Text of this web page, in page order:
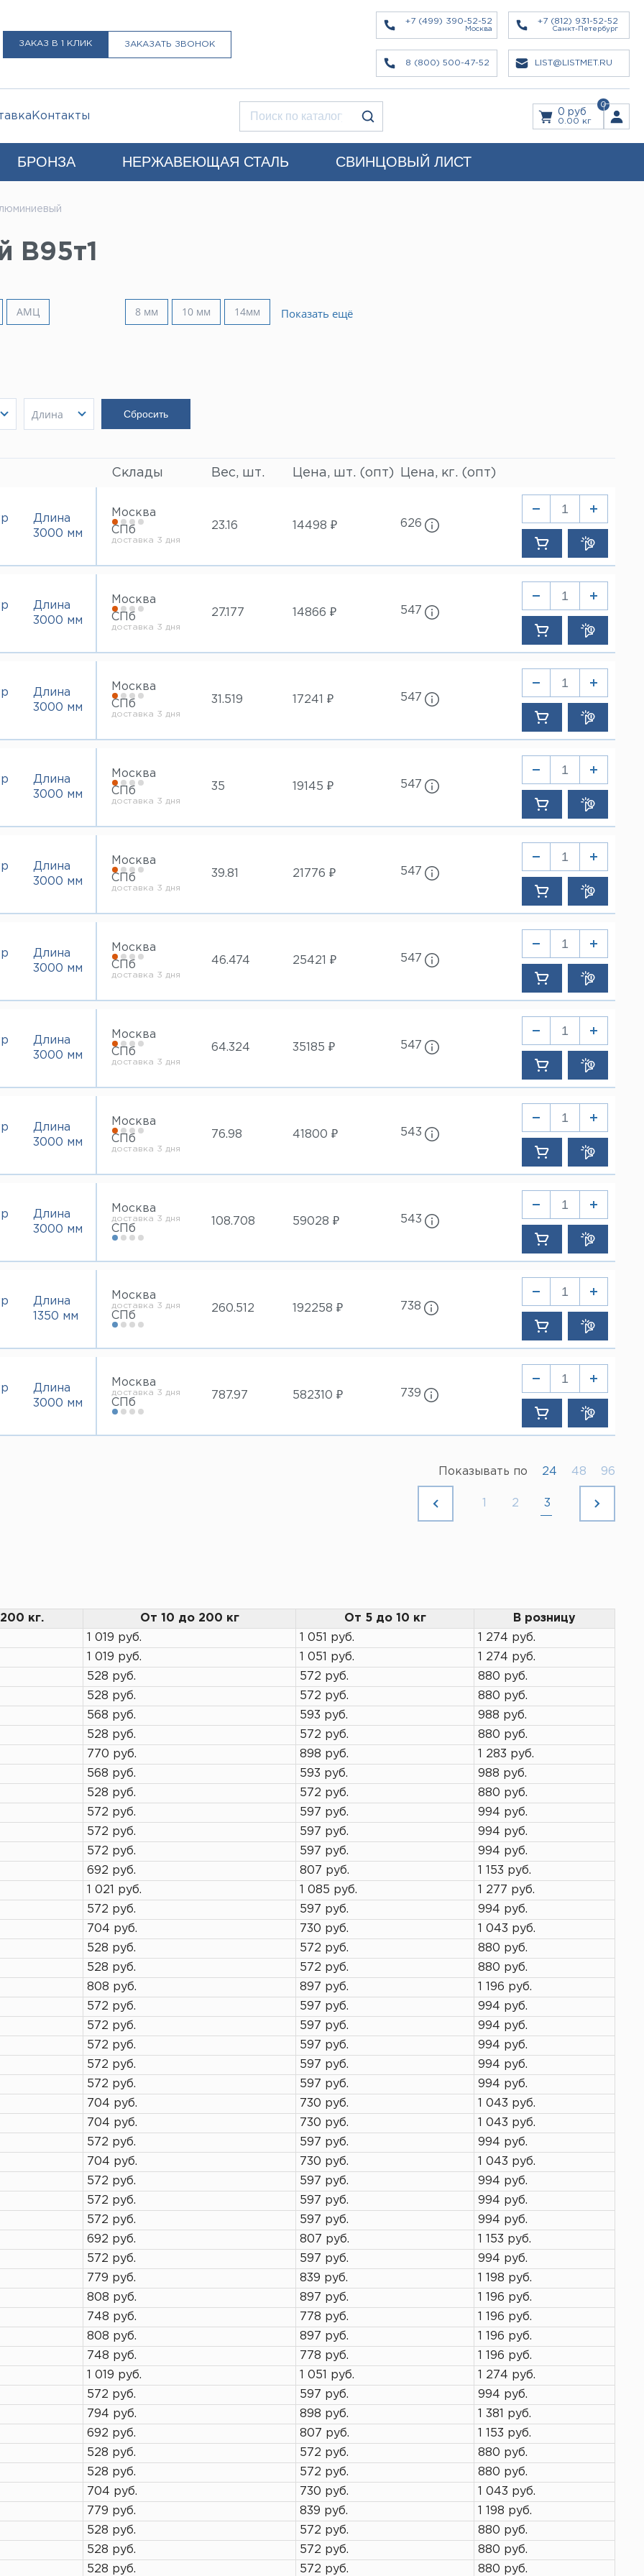
ЗАКАЗ В 1 КЛИК ЗАКАЗАТЬ ЗВОНОК
+7 (499) 390-52-52
Москва
+7 (812) 931-52-52
Санкт-Петербург
8 (800) 500-47-52 LIST@LISTMET.RU
Контакты
0
0 руб
0.00 кг
БРОНЗА НЕРЖАВЕЮЩАЯ СТАЛЬ СВИНЦОВЫЙ ЛИСТ
В95т1
АМЦ 8 мм 10 мм 14мм Показать ещё
Длина
Склады Вес, шт. Цена, шт. (опт) Цена, кг. (опт)
Длина
3000 мм
Москва
СПб
доставка 3 дня
23.16 14498 ₽ 626
Длина
3000 мм
Москва
СПб
доставка 3 дня
27.177 14866 ₽ 547
Длина
3000 мм
Москва
СПб
доставка 3 дня
31.519 17241 ₽ 547
Длина
3000 мм
Москва
СПб
доставка 3 дня
35 19145 ₽ 547
Длина
3000 мм
Москва
СПб
доставка 3 дня
39.81 21776 ₽ 547
Длина
3000 мм
Москва
СПб
доставка 3 дня
46.474 25421 ₽ 547
Длина
3000 мм
Москва
СПб
доставка 3 дня
64.324 35185 ₽ 547
Длина
3000 мм
Москва
СПб
доставка 3 дня
76.98 41800 ₽ 543
Длина
3000 мм
Москва
доставка 3 дня
СПб
108.708 59028 ₽ 543
Длина
1350 мм
Москва
доставка 3 дня
СПб
260.512 192258 ₽ 738
Длина
3000 мм
Москва
доставка 3 дня
СПб
787.97 582310 ₽ 739
Показывать по 24 48 96
2 3
кг. От 10 до 200 кг От 5 до 10 кг
В розницу
1 019 руб. 1 051 руб.
1 274 руб.
1 019 руб. 1 051 руб.
1 274 руб.
528 руб. 572 руб.
880 руб.
528 руб. 572 руб.
880 руб.
568 руб. 593 руб.
988 руб.
528 руб. 572 руб.
880 руб.
770 руб. 898 руб.
1 283 руб.
568 руб. 593 руб.
988 руб.
528 руб. 572 руб.
880 руб.
572 руб. 597 руб.
994 руб.
572 руб. 597 руб.
994 руб.
572 руб. 597 руб.
994 руб.
692 руб. 807 руб.
1 153 руб.
1 021 руб. 1 085 руб.
1 277 руб.
572 руб. 597 руб.
994 руб.
704 руб. 730 руб.
1 043 руб.
528 руб. 572 руб.
880 руб.
528 руб. 572 руб.
880 руб.
808 руб. 897 руб.
1 196 руб.
572 руб. 597 руб.
994 руб.
572 руб. 597 руб.
994 руб.
572 руб. 597 руб.
994 руб.
572 руб. 597 руб.
994 руб.
572 руб. 597 руб.
994 руб.
704 руб. 730 руб.
1 043 руб.
704 руб. 730 руб.
1 043 руб.
572 руб. 597 руб.
994 руб.
704 руб. 730 руб.
1 043 руб.
572 руб. 597 руб.
994 руб.
572 руб. 597 руб.
994 руб.
572 руб. 597 руб.
994 руб.
692 руб. 807 руб.
1 153 руб.
572 руб. 597 руб.
994 руб.
779 руб. 839 руб.
1 198 руб.
808 руб. 897 руб.
1 196 руб.
748 руб. 778 руб.
1 196 руб.
808 руб. 897 руб.
1 196 руб.
748 руб. 778 руб.
1 196 руб.
1 019 руб. 1 051 руб.
1 274 руб.
572 руб. 597 руб.
994 руб.
794 руб. 898 руб.
1 381 руб.
692 руб. 807 руб.
1 153 руб.
528 руб. 572 руб.
880 руб.
528 руб. 572 руб.
880 руб.
704 руб. 730 руб.
1 043 руб.
779 руб. 839 руб.
1 198 руб.
528 руб. 572 руб.
880 руб.
528 руб. 572 руб.
880 руб.
528 руб. 572 руб. 880 руб.